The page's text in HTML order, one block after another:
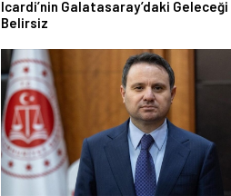
Icardi’nin Galatasaray’daki Geleceği
Belirsiz